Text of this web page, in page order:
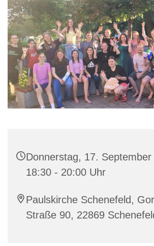
Donnerstag, 17. September
18:30 - 20:00 Uhr
Paulskirche Schenefeld,
Straße 90, 22869